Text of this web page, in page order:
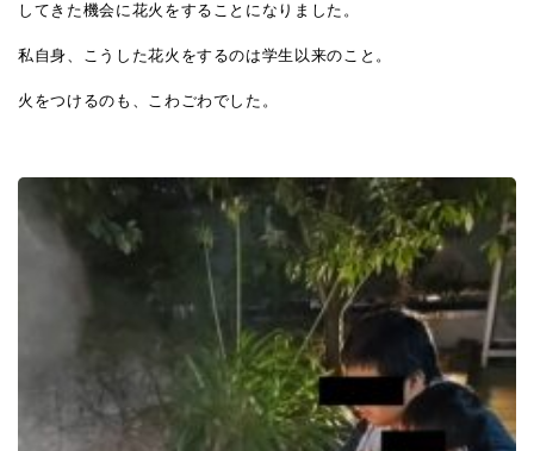
してきた機会に花火をすることになりました。
私自身、こうした花火をするのは学生以来のこと。
火をつけるのも、こわごわでした。